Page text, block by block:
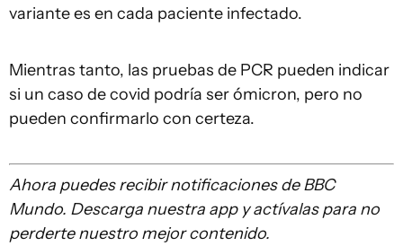
variante es en cada paciente infectado.
Mientras tanto, las pruebas de PCR pueden indicar
si un caso de covid podría ser ómicron, pero no
pueden confirmarlo con certeza.
Ahora puedes recibir notificaciones de BBC
Mundo. Descarga nuestra app y actívalas para no
perderte nuestro mejor contenido.